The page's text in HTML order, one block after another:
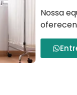
Nossa